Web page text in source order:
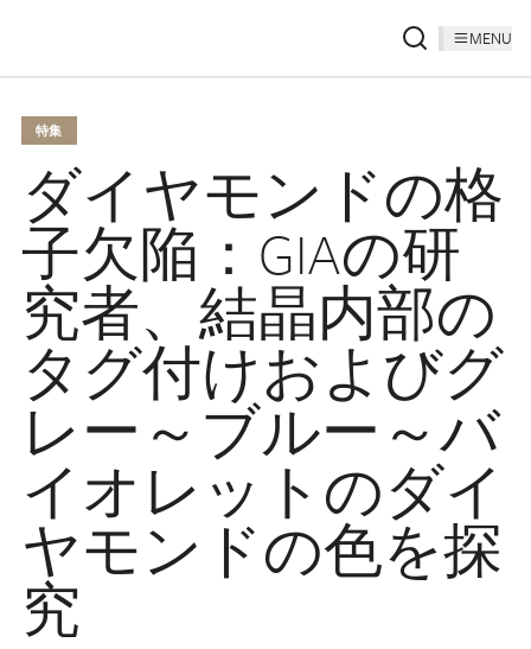
MENU
特集
ダイヤモンドの格
子欠陥：GIAの研
究者、結晶内部の
タグ付けおよびグ
レー～ブルー～バ
イオレットのダイ
ヤモンドの色を探
究